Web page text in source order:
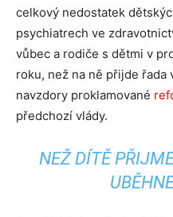
celkový nedostatek
psychiatrech ve
vůbec a rodiče s dětmi v
roku, než na ně přijde
navzdory proklamované
předchozí vlády.
NEŽ DÍTĚ